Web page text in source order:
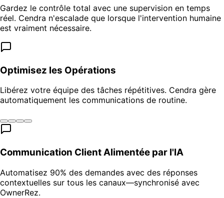
Gardez le contrôle total avec une supervision en temps
réel. Cendra n'escalade que lorsque l'intervention humaine
est vraiment nécessaire.
Optimisez les Opérations
Libérez votre équipe des tâches répétitives. Cendra gère
automatiquement les communications de routine.
Communication Client Alimentée par l'IA
Automatisez 90% des demandes avec des réponses
contextuelles sur tous les canaux—synchronisé avec
OwnerRez.